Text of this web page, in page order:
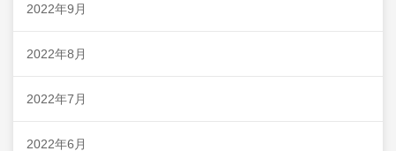
2022年9月
2022年8月
2022年7月
2022年6月